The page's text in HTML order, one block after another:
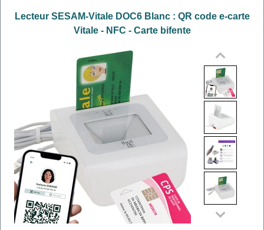
Lecteur SESAM-Vitale DOC6 Blanc : QR code e-carte
Vitale - NFC - Carte bifente